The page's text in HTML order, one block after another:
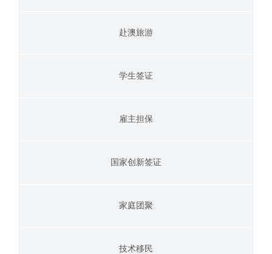
赴澳旅游
学生签证
雇主担保
国家创新签证
家庭团聚
技术移民